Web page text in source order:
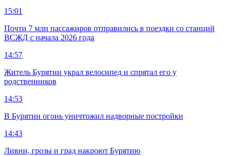
15:01
Почти 7 млн пассажиров отправились в поездки со станций
ВСЖД с начала 2026 года
14:57
Житель Бурятии украл велосипед и спрятал его у
родственников
14:53
В Бурятии огонь уничтожил надворные постройки
14:43
Ливни, грозы и град накроют Бурятию